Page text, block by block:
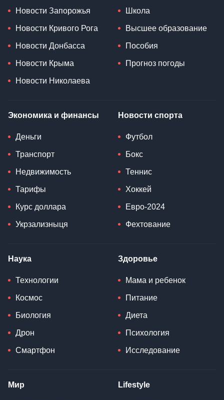
Новости Запорожья
Новости Кривого Рога
Новости Донбасса
Новости Крыма
Новости Николаева
Школа
Высшее образование
Пособия
Прогноз погоды
Экономика и финансы
Деньги
Транспорт
Недвижимость
Тарифы
Курс доллара
Укрзализныця
Новости спорта
Футбол
Бокс
Теннис
Хоккей
Евро-2024
Фехтование
Наука
Технологии
Космос
Биология
Дрон
Смартфон
Здоровье
Мама и ребенок
Питание
Диета
Психология
Исследование
Мир Lifestyle